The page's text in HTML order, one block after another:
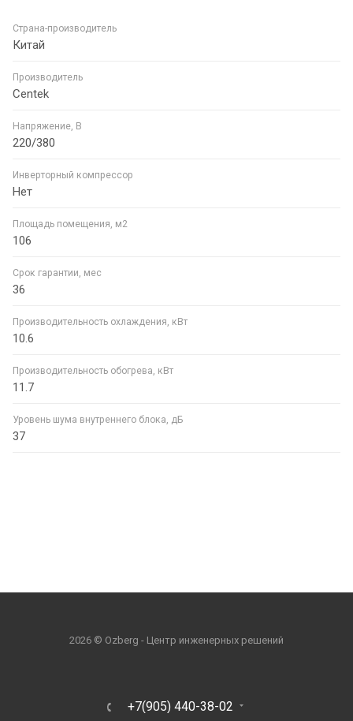
Страна-производитель
Китай
Производитель
Centek
Напряжение, В
220/380
Инверторный компрессор
Нет
Площадь помещения, м2
106
Срок гарантии, мес
36
Производительность охлаждения, кВт
10.6
Производительность обогрева, кВт
11.7
Уровень шума внутреннего блока, дБ
37
2026 © Ozberg - Центр инженерных решений
+7(905) 440-38-02